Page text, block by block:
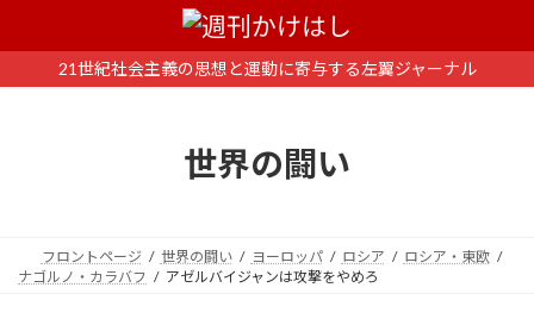
ン
ー
21世紀社会主義の思想と運動に寄与する左翼ジャーナル
世界の闘い
フロントページ 世界の闘い ヨーロッパ ロシア
ロシア・東欧
ナゴルノ・カラバフ
アゼルバイジャンは攻撃をやめろ